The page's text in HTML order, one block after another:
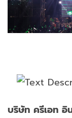
บริษัท ครีเอท อิ